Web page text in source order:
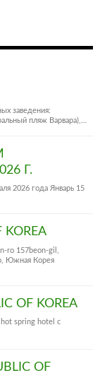
заведения:
пляж Варвара),…
Г.
2026 года Январь 15
KOREA
ro 157beon-gil,
Южная Корея
OF KOREA
hot spring hotel c
OF